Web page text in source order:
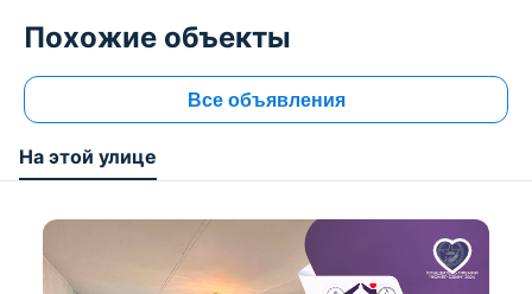
Похожие объекты
Все объявления
На этой улице